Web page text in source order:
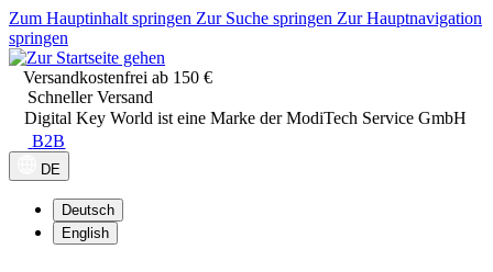
Zum Hauptinhalt springen Zur Suche springen Zur Hauptnavigation
springen
Versandkostenfrei ab 150 €
Schneller Versand
Digital Key World ist eine Marke der ModiTech Service GmbH
B2B
DE
Deutsch
English